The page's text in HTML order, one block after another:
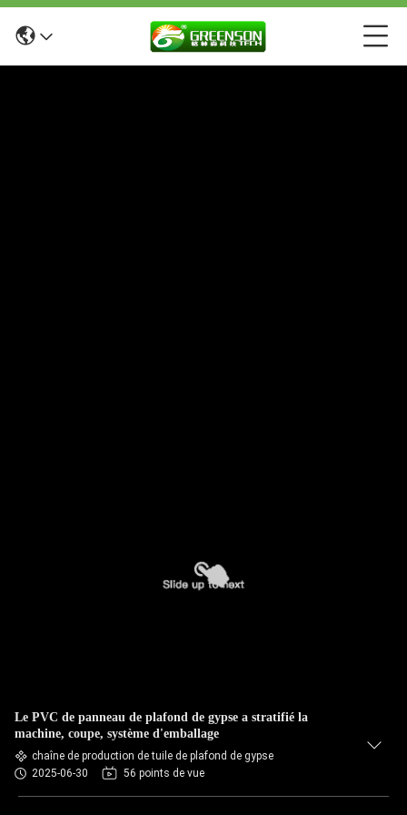
Le PVC de panneau de plafond de gypse a stratifié la
machine, coupe, système d'emballage
chaîne de production de tuile de plafond de gypse
2025-06-30
56 points de vue